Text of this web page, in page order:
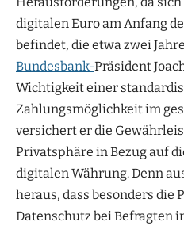
digitalen Euro am Anfang
befindet, die etwa zwei
Bundesbank-Präsident
Wichtigkeit einer
Zahlungsmöglichkeit im
versichert er die
Privatsphäre in Bezug auf
digitalen Währung. Denn
heraus, dass besonders die
Datenschutz bei Befragten